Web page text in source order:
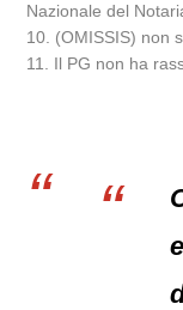
Nazionale del
10. (OMISSIS) non
11. Il PG non ha